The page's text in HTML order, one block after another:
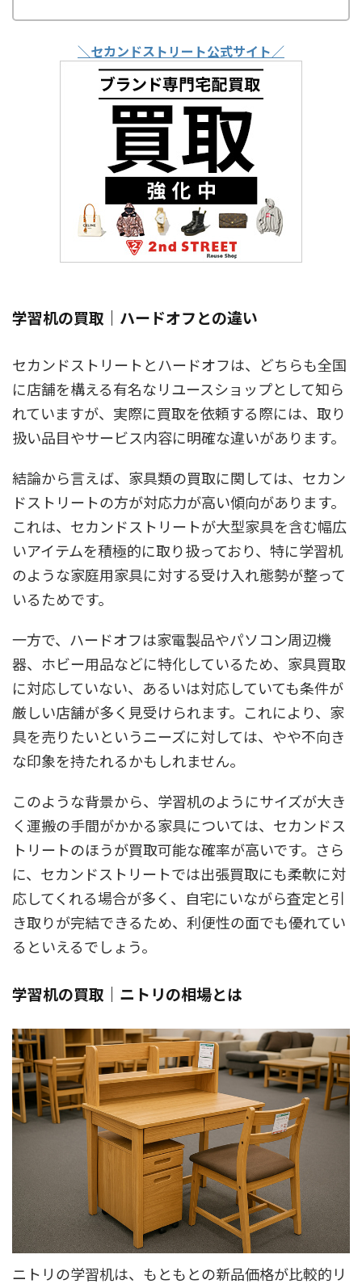
＼セカンドストリート公式サイト／
学習机の買取｜ハードオフとの違い
セカンドストリートとハードオフは、どちらも全国
に店舗を構える有名なリユースショップとして知ら
れていますが、実際に買取を依頼する際には、取り
扱い品目やサービス内容に明確な違いがあります。
結論から言えば、家具類の買取に関しては、セカン
ドストリートの方が対応力が高い傾向があります。
これは、セカンドストリートが大型家具を含む幅広
いアイテムを積極的に取り扱っており、特に学習机
のような家庭用家具に対する受け入れ態勢が整って
いるためです。
一方で、ハードオフは家電製品やパソコン周辺機
器、ホビー用品などに特化しているため、家具買取
に対応していない、あるいは対応していても条件が
厳しい店舗が多く見受けられます。これにより、家
具を売りたいというニーズに対しては、やや不向き
な印象を持たれるかもしれません。
このような背景から、学習机のようにサイズが大き
く運搬の手間がかかる家具については、セカンドス
トリートのほうが買取可能な確率が高いです。さら
に、セカンドストリートでは出張買取にも柔軟に対
応してくれる場合が多く、自宅にいながら査定と引
き取りが完結できるため、利便性の面でも優れてい
るといえるでしょう。
学習机の買取｜ニトリの相場とは
ニトリの学習机は、もともとの新品価格が比較的リ